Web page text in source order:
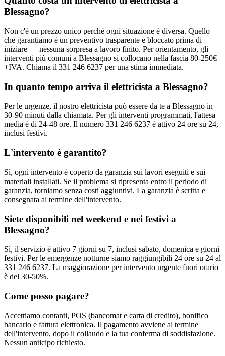
Blessagno?
Non c'è un prezzo unico perché ogni situazione è diversa. Quello
che garantiamo è un preventivo trasparente e bloccato prima di
iniziare — nessuna sorpresa a lavoro finito. Per orientamento, gli
interventi più comuni a Blessagno si collocano nella fascia 80-250€
+IVA. Chiama il 331 246 6237 per una stima immediata.
In quanto tempo arriva il elettricista a Blessagno?
Per le urgenze, il nostro elettricista può essere da te a Blessagno in
30-90 minuti dalla chiamata. Per gli interventi programmati, l'attesa
media è di 24-48 ore. Il numero 331 246 6237 è attivo 24 ore su 24,
inclusi festivi.
L'intervento è garantito?
Sì, ogni intervento è coperto da garanzia sui lavori eseguiti e sui
materiali installati. Se il problema si ripresenta entro il periodo di
garanzia, torniamo senza costi aggiuntivi. La garanzia è scritta e
consegnata al termine dell'intervento.
Siete disponibili nel weekend e nei festivi a
Blessagno?
Sì, il servizio è attivo 7 giorni su 7, inclusi sabato, domenica e giorni
festivi. Per le emergenze notturne siamo raggiungibili 24 ore su 24 al
331 246 6237. La maggiorazione per intervento urgente fuori orario
è del 30-50%.
Come posso pagare?
Accettiamo contanti, POS (bancomat e carta di credito), bonifico
bancario e fattura elettronica. Il pagamento avviene al termine
dell'intervento, dopo il collaudo e la tua conferma di soddisfazione.
Nessun anticipo richiesto.